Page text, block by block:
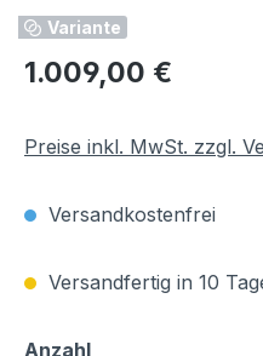
Variante
Regulärer Preis:
1.009,00 €
Preise inkl. MwSt. zzgl.
Versandkostenfrei
Versandfertig in 10
Anzahlauswählen